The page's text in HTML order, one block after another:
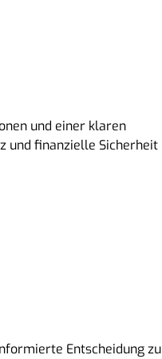
und einer klaren
und finanzielle Sicherheit
Entscheidung zu